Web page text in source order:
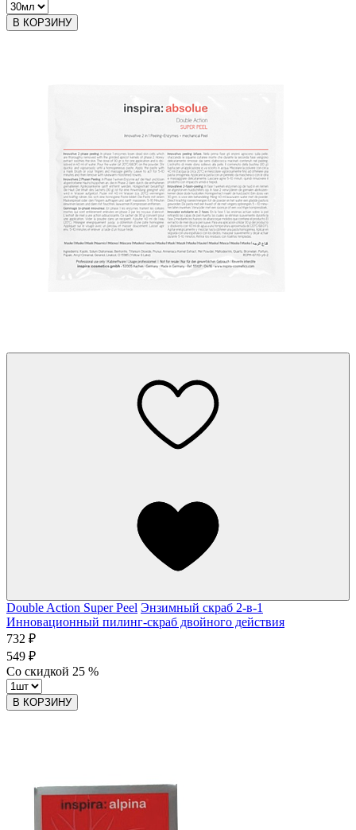
В КОРЗИНУ
Double Action Super Peel Энзимный скраб 2-в-1
Инновационный пилинг-скраб двойного действия
732 ₽
549 ₽
Со скидкой 25 %
В КОРЗИНУ